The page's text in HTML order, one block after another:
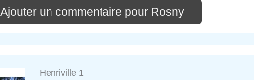
Ajouter un commentaire pour Rosny
Henriville 1